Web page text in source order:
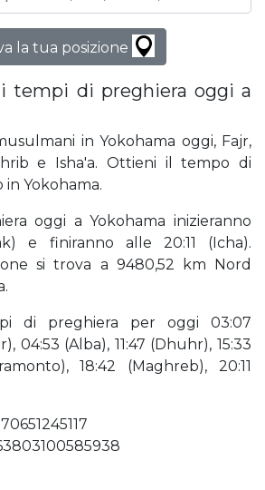
la tua posizione
tempi di preghiera oggi a
in Yokohama oggi, Fajr,
e Isha'a. Ottieni il tempo di
in Yokohama.
oggi a Yokohama inizieranno
e finiranno alle 20:11 (Icha).
si trova a 9480,52 km Nord
di preghiera per oggi 03:07
04:53 (Alba), 11:47 (Dhuhr), 15:33
18:42 (Maghreb), 20:11